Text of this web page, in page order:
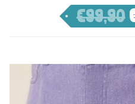
€99,90